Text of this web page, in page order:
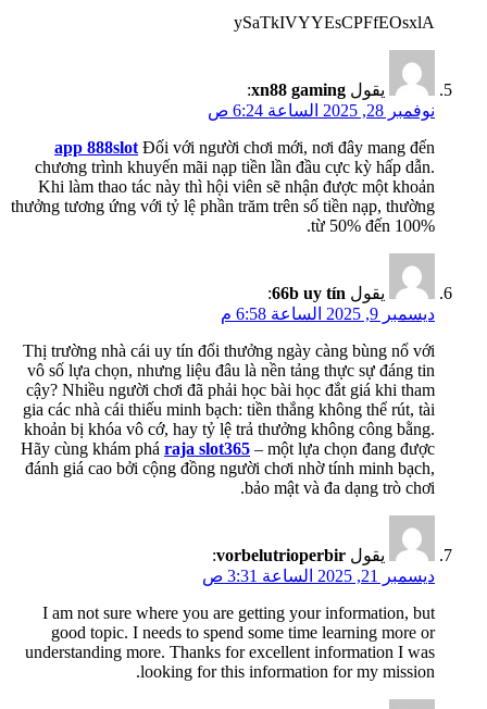
ySaTkIVYYEsCPFfEOsxlA
يقول xn88 gaming
:
نوفمبر 28, 2025 الساعة 6:24 ص
app 888slot Đối với người chơi mới, nơi đây mang đến
chương trình khuyến mãi nạp tiền lần đầu cực kỳ hấp dẫn.
Khi làm thao tác này thì hội viên sẽ nhận được một khoản
thưởng tương ứng với tỷ lệ phần trăm trên số tiền nạp, thường
từ 50% đến 100%.
يقول 66b uy tín
:
ديسمبر 9, 2025 الساعة 6:58 م
Thị trường nhà cái uy tín đổi thưởng ngày càng bùng nổ với
vô số lựa chọn, nhưng liệu đâu là nền tảng thực sự đáng tin
cậy? Nhiều người chơi đã phải học bài học đắt giá khi tham
gia các nhà cái thiếu minh bạch: tiền thắng không thể rút, tài
khoản bị khóa vô cớ, hay tỷ lệ trả thưởng không công bằng.
Hãy cùng khám phá raja slot365 – một lựa chọn đang được
đánh giá cao bởi cộng đồng người chơi nhờ tính minh bạch,
bảo mật và đa dạng trò chơi.
يقول vorbelutrioperbir
:
ديسمبر 21, 2025 الساعة 3:31 ص
I am not sure where you are getting your information, but
good topic. I needs to spend some time learning more or
understanding more. Thanks for excellent information I was
looking for this information for my mission.